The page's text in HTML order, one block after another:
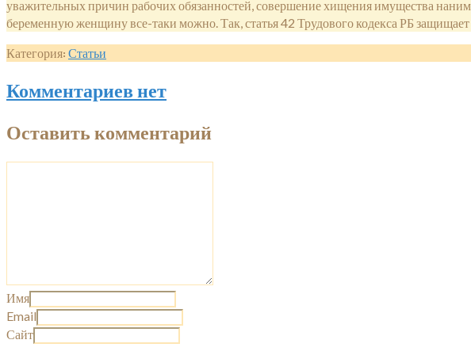
уважительных причин рабочих обязанностей, совершение хищения имущества
беременную женщину все-таки можно. Так, статья 42 Трудового кодекса РБ
Категория: Статьи
Комментариев нет
Оставить комментарий
Имя
Email
Сайт